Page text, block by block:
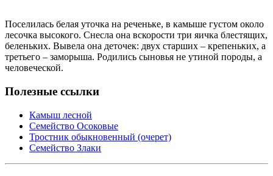
Поселилась белая уточка на реченьке, в камыше густом около
лесочка высокого. Снесла она вскорости три яичка блестящих,
беленьких. Вывела она деточек: двух старших – крепеньких, а
третьего – заморыша. Родились сыновья не утиной породы, а
человеческой.
Полезные ссылки
Камыш лесной
Семейство Осоковые
Тростник обыкновенный (очерет)
Семейство Злаки